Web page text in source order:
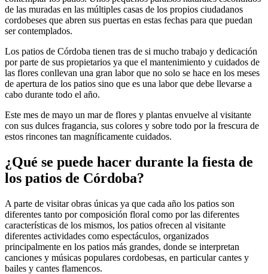
de las muradas en las múltiples casas de los propios ciudadanos
cordobeses que abren sus puertas en estas fechas para que puedan
ser contemplados.
Los patios de Córdoba tienen tras de si mucho trabajo y dedicación
por parte de sus propietarios ya que el mantenimiento y cuidados de
las flores conllevan una gran labor que no solo se hace en los meses
de apertura de los patios sino que es una labor que debe llevarse a
cabo durante todo el año.
Este mes de mayo un mar de flores y plantas envuelve al visitante
con sus dulces fragancia, sus colores y sobre todo por la frescura de
estos rincones tan magníficamente cuidados.
¿Qué se puede hacer durante la fiesta de
los patios de Córdoba?
A parte de visitar obras únicas ya que cada año los patios son
diferentes tanto por composición floral como por las diferentes
características de los mismos, los patios ofrecen al visitante
diferentes actividades como espectáculos, organizados
principalmente en los patios más grandes, donde se interpretan
canciones y músicas populares cordobesas, en particular cantes y
bailes y cantes flamencos.